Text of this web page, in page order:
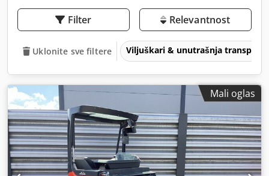
Filter Relevantnost
Uklonite sve filtere Viljuškari & unutrašnja
Mali oglas